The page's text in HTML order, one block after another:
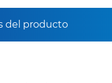
del producto